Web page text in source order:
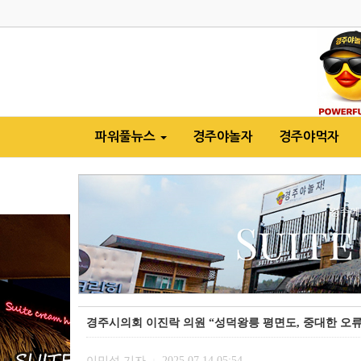
파워풀뉴스 경주야놀자 경주야먹자
경주시의회 이진락 의원 “성덕왕릉 평면도, 중대한 오